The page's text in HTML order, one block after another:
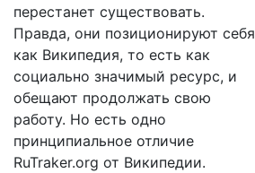
перестанет существовать.
Правда, они позиционируют себя
как Википедия, то есть как
социально значимый ресурс, и
обещают продолжать свою
работу. Но есть одно
принципиальное отличие
RuTraker.org от Википедии.